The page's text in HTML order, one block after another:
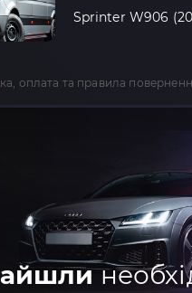
Sprinter W906
оплата та правила